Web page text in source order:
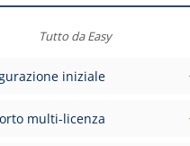
Tutto da Easy
iniziale
sui tuoi dati dal team
multi-licenza